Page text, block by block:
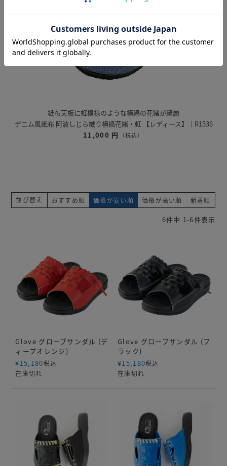
紙布天板に虹模様のような横縞の花緒が綺麗
デニム風紙布 阿波しじら織り横縞花緒・虹 【レディース】｜R1536
11,000 円
（税込）
並び替え おすすめ順 価格が安い順 価格が高い順 新着順
6件中 1-6件表示
Glove グローブサンダル (デ
ィープオレンジ)
¥15,180税込
在庫切れ
Glove グローブサンダル (ブ
ラック)
¥15,180税込
在庫切れ